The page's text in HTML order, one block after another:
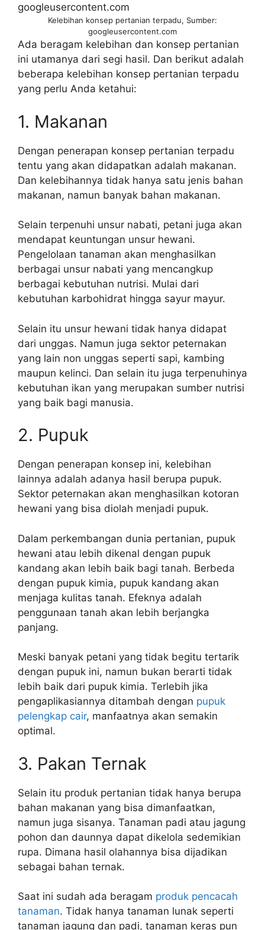
Kelebihan konsep pertanian terpadu, Sumber:
googleusercontent.com
Ada beragam kelebihan dan konsep pertanian
ini utamanya dari segi hasil. Dan berikut adalah
beberapa kelebihan konsep pertanian terpadu
yang perlu Anda ketahui:
1. Makanan
Dengan penerapan konsep pertanian terpadu
tentu yang akan didapatkan adalah makanan.
Dan kelebihannya tidak hanya satu jenis bahan
makanan, namun banyak bahan makanan.
Selain terpenuhi unsur nabati, petani juga akan
mendapat keuntungan unsur hewani.
Pengelolaan tanaman akan menghasilkan
berbagai unsur nabati yang mencangkup
berbagai kebutuhan nutrisi. Mulai dari
kebutuhan karbohidrat hingga sayur mayur.
Selain itu unsur hewani tidak hanya didapat
dari unggas. Namun juga sektor peternakan
yang lain non unggas seperti sapi, kambing
maupun kelinci. Dan selain itu juga terpenuhinya
kebutuhan ikan yang merupakan sumber nutrisi
yang baik bagi manusia.
2. Pupuk
Dengan penerapan konsep ini, kelebihan
lainnya adalah adanya hasil berupa pupuk.
Sektor peternakan akan menghasilkan kotoran
hewani yang bisa diolah menjadi pupuk.
Dalam perkembangan dunia pertanian, pupuk
hewani atau lebih dikenal dengan pupuk
kandang akan lebih baik bagi tanah. Berbeda
dengan pupuk kimia, pupuk kandang akan
menjaga kulitas tanah. Efeknya adalah
penggunaan tanah akan lebih berjangka
panjang.
Meski banyak petani yang tidak begitu tertarik
dengan pupuk ini, namun bukan berarti tidak
lebih baik dari pupuk kimia. Terlebih jika
pengaplikasiannya ditambah dengan pupuk
pelengkap cair, manfaatnya akan semakin
optimal.
3. Pakan Ternak
Selain itu produk pertanian tidak hanya berupa
bahan makanan yang bisa dimanfaatkan,
namun juga sisanya. Tanaman padi atau jagung
pohon dan daunnya dapat dikelola sedemikian
rupa. Dimana hasil olahannya bisa dijadikan
sebagai bahan ternak.
Saat ini sudah ada beragam produk pencacah
tanaman. Tidak hanya tanaman lunak seperti
tanaman jagung dan padi, tanaman keras pun